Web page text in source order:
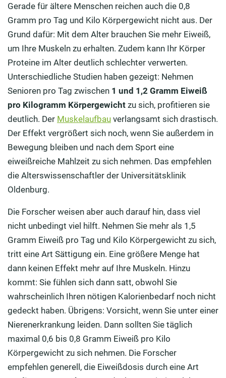
Gerade für ältere Menschen reichen auch die 0,8
Gramm pro Tag und Kilo Körpergewicht nicht aus. Der
Grund dafür: Mit dem Alter brauchen Sie mehr Eiweiß,
um Ihre Muskeln zu erhalten. Zudem kann Ihr Körper
Proteine im Alter deutlich schlechter verwerten.
Unterschiedliche Studien haben gezeigt: Nehmen
Senioren pro Tag zwischen 1 und 1,2 Gramm Eiweiß
pro Kilogramm Körpergewicht zu sich, profitieren sie
deutlich. Der Muskelaufbau verlangsamt sich drastisch.
Der Effekt vergrößert sich noch, wenn Sie außerdem in
Bewegung bleiben und nach dem Sport eine
eiweißreiche Mahlzeit zu sich nehmen. Das empfehlen
die Alterswissenschaftler der Universitätsklinik
Oldenburg.
Die Forscher weisen aber auch darauf hin, dass viel
nicht unbedingt viel hilft. Nehmen Sie mehr als 1,5
Gramm Eiweiß pro Tag und Kilo Körpergewicht zu sich,
tritt eine Art Sättigung ein. Eine größere Menge hat
dann keinen Effekt mehr auf Ihre Muskeln. Hinzu
kommt: Sie fühlen sich dann satt, obwohl Sie
wahrscheinlich Ihren nötigen Kalorienbedarf noch nicht
gedeckt haben. Übrigens: Vorsicht, wenn Sie unter einer
Nierenerkrankung leiden. Dann sollten Sie täglich
maximal 0,6 bis 0,8 Gramm Eiweiß pro Kilo
Körpergewicht zu sich nehmen. Die Forscher
empfehlen generell, die Eiweißdosis durch eine Art